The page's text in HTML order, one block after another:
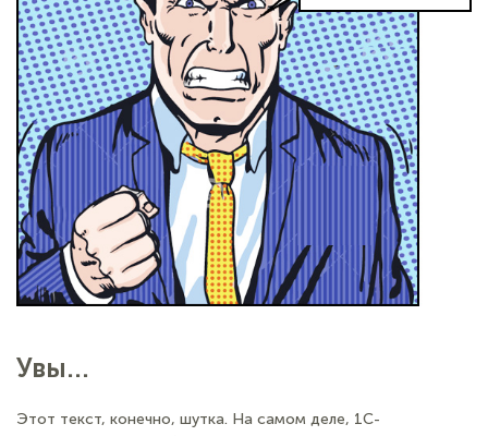
Увы...
Этот текст, конечно, шутка. На самом деле, 1С-